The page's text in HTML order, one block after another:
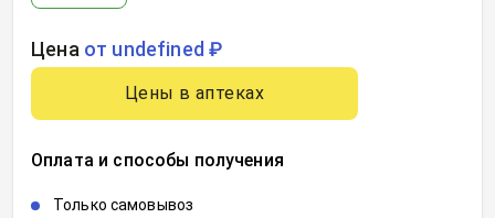
Цена от undefined ₽
Цены в аптеках
Оплата и способы получения
Только самовывоз